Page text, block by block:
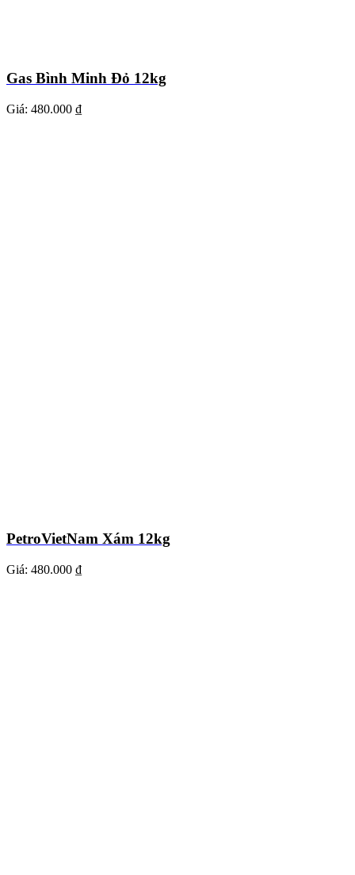
Gas Bình Minh Đỏ 12kg
Giá: 480.000 ₫
PetroVietNam Xám 12kg
Giá: 480.000 ₫